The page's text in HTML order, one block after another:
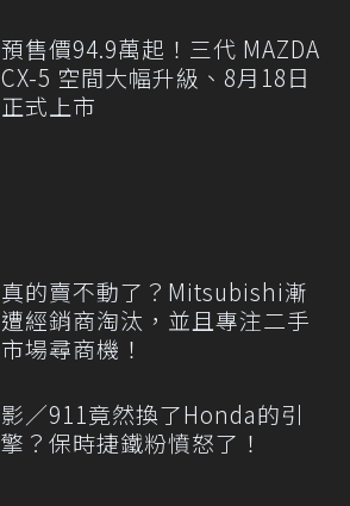
預售價94.9萬起！三代 MAZDA
CX-5 空間大幅升級、8月18日
正式上市
真的賣不動了？Mitsubishi漸
遭經銷商淘汰，並且專注二手
市場尋商機！
影／911竟然換了Honda的引
擎？保時捷鐵粉憤怒了！